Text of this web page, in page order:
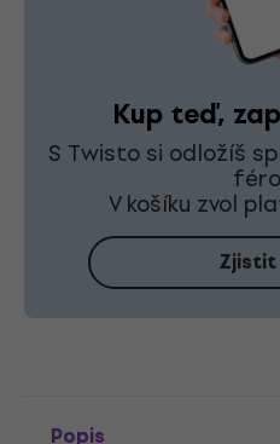
Kup teď,
S Twisto si odložíš
V košíku zvol
Popis